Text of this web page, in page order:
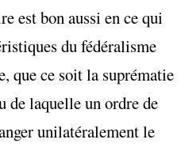
est bon aussi en ce qui
du fédéralisme
que ce soit la suprématie
de laquelle un ordre de
unilatéralement le